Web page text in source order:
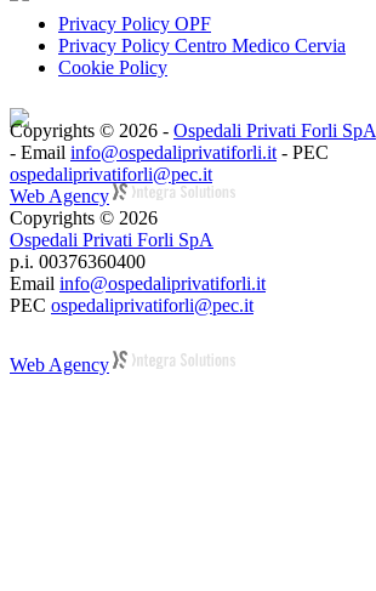
Privacy Policy OPF
Privacy Policy Centro Medico Cervia
Cookie Policy
Copyrights © 2026 - Ospedali Privati Forli SpA
- Email info@ospedaliprivatiforli.it - PEC
ospedaliprivatiforli@pec.it
Web Agency
Copyrights © 2026
Ospedali Privati Forli SpA
p.i. 00376360400
Email info@ospedaliprivatiforli.it
PEC ospedaliprivatiforli@pec.it
Web Agency